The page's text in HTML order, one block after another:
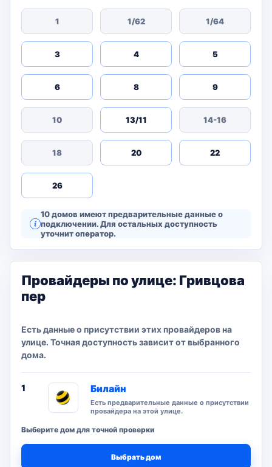
1 1/62 1/64
3 4 5
6 8 9
10 13/11 14-16
18 20 22
26
10 домов имеют предварительные данные о
подключении. Для остальных доступность
уточнит оператор.
Провайдеры по улице: Гривцова
пер
Есть данные о присутствии этих провайдеров на
улице. Точная доступность зависит от выбранного
дома.
1 Билайн
Есть предварительные данные о присутствии
провайдера на этой улице.
Выберите дом для точной проверки
Выбрать дом